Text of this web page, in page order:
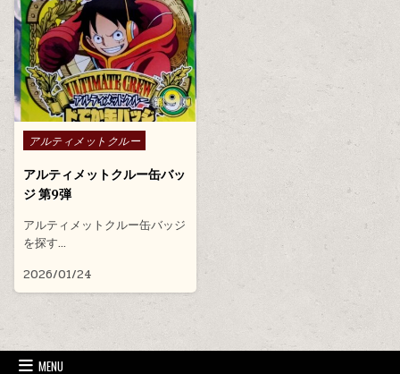
Posted in
アルティメットクルー
アルティメットクルー缶バッ
ジ 第9弾
アルティメットクルー缶バッジ
を探す…
2026/01/24
MENU